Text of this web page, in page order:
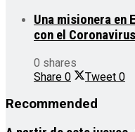
Una misionera en
con el
0 shares
Share 0 Tweet 0
Recommended